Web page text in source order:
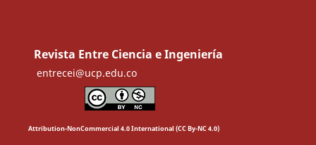
Revista Entre Ciencia e Ingeniería
entrecei@ucp.edu.co
Attribution-NonCommercial 4.0 International (CC By-NC 4.0)